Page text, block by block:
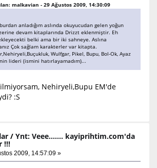
malkavian - 29 Ağustos 2009, 14:30:09
anladığım aslında okuyucudan gelen yoğun
devam kitaplarında Drizzt eklenmiştir. Eh
belki ama bir iki sahneye. Aslına
Çok sağlam karakterler var kitapta.
Wulfgar, Pikel, Bupu, Bol-Ok, Ayaz
lideri (ismini hatırlayamadım)...
Nehiryeli,Bupu EM'de
:S
/Ynt: Veee....... kayiprihtim.com'da
!!!
2009, 14:57:09 »